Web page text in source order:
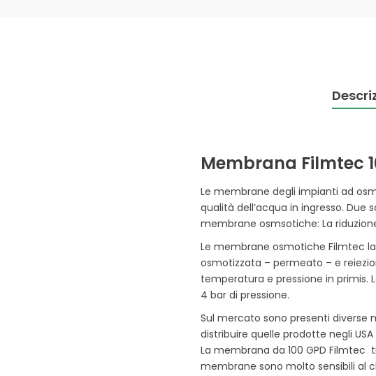
Membrana Filmtec
Le membrane degli impianti ad
qualità dell’acqua in ingresso.
membrane osmsotiche: La
Le membrane osmotiche Filmtec
osmotizzata – permeato – e
temperatura e pressione in primis.
4 bar di pressione.
Sul mercato sono presenti
distribuire quelle prodotte negli
La membrana da 100 GPD
membrane sono molto sensibili al